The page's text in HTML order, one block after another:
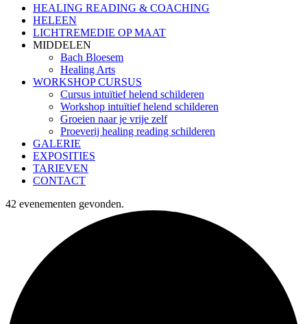
HEALING READING & COACHING
HELEEN
LICHTREMEDIE OP MAAT
MIDDELEN
Bach Bloesem
Healing Arts
WORKSHOP CURSUS
Cursus intuïtief helend schilderen
Workshop intuïtief helend schilderen
Groeien naar je vrije zelf
Proeverij healing reading schilderen
GALERIE
EXPOSITIES
TARIEVEN
CONTACT
42 evenementen gevonden.